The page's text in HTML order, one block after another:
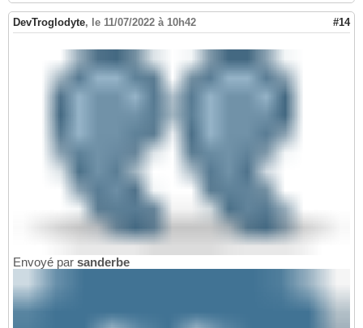
DevTroglodyte, le 11/07/2022 à 10h42 #14
Envoyé par sanderbe